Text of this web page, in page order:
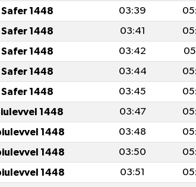
1448 03:39
1448 03:41
1448 03:42
1448 03:44
1448 03:45
1448 03:47
1448 03:48
1448 03:50
1448 03:51